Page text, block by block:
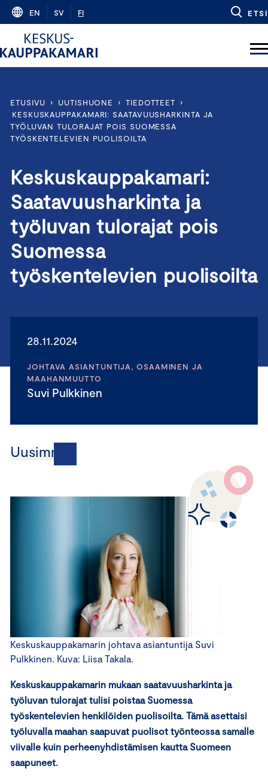
Skip
content
EN SV FI ETSI
ETUSIVU › UUTISHUONE › TIEDOTTEET
›
KESKUSKAUPPAKAMARI: SAATAVUUSHARKINTA JA
TYÖLUVAN TULORAJAT POIS SUOMESSA
TYÖSKENTELEVIEN PUOLISOILTA
Keskuskauppakamari:
Saatavuusharkinta ja
työluvan tulorajat pois
Suomessa
työskentelevien puolisoilta
28.11.2024
JOHTAVA ASIANTUNTIJA, OSAAMINEN JA
MAAHANMUUTTO
Suvi Pulkkinen
Uusimmat
Keskuskauppakamarin johtava asiantuntija Suvi
Pulkkinen. Kuva: Liisa Takala.
Keskuskauppakamarin mukaan saatavuusharkinta ja
työluvan tulorajat tulisi poistaa Suomessa
työskentelevien henkilöiden puolisoilta. Tämä asettaisi
työluvalla maahan saapuvat puolisot työnteossa samalle
viivalle kuin perheenyhdistämisen kautta Suomeen
saapuneet.